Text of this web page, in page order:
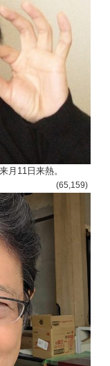
月11日来熱。
(65,159)